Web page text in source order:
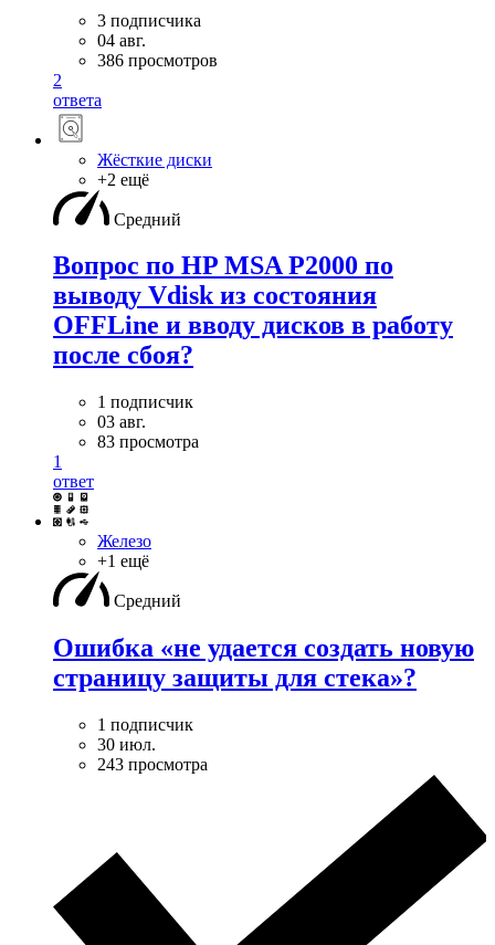
3 подписчика
04 авг.
386 просмотров
2
ответа
Жёсткие диски
+2 ещё
Средний
Вопрос по HP MSA P2000 по
выводу Vdisk из состояния
OFFLine и вводу дисков в работу
после сбоя?
1 подписчик
03 авг.
83 просмотра
1
ответ
Железо
+1 ещё
Средний
Ошибка «не удается создать новую
страницу защиты для стека»?
1 подписчик
30 июл.
243 просмотра